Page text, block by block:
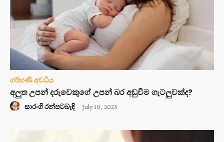
ගර්භණී අවධිය
අලුත උපන් දරුවෙකුගේ උපන් බර අඩුවීම ගැටලුවක්ද?
සාරංගි රන්පටබැඳි - July 10, 2023